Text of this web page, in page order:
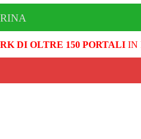
DI OLTRE 150 PORTALIIN